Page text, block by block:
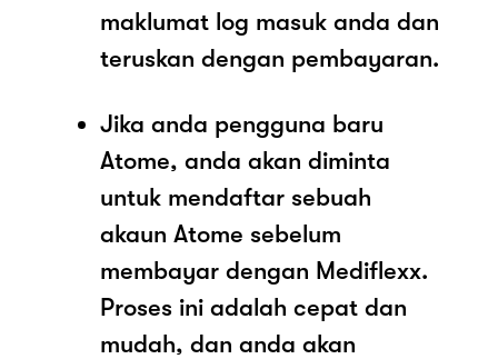
maklumat log masuk anda dan
teruskan dengan pembayaran.
Jika anda pengguna baru
Atome, anda akan diminta
untuk mendaftar sebuah
akaun Atome sebelum
membayar dengan Mediflexx.
Proses ini adalah cepat dan
mudah, dan anda akan